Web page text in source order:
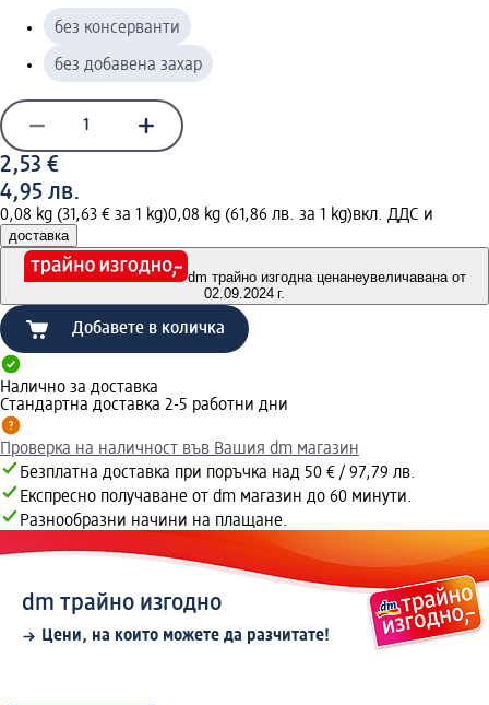
без консерванти
без добавена захар
2,53 €
4,95 лв.
0,08 kg (31,63 € за 1 kg)0,08 kg (61,86 лв. за 1 kg)вкл. ДДС и
доставка
dm трайно изгодна ценанеувеличавана от
02.09.2024 г.
Добавете в количка
Налично за доставка
Стандартна доставка 2-5 работни дни
Проверка на наличност във Вашия dm магазин
Безплатна доставка при поръчка над 50 € / 97,79 лв.
Експресно получаване от dm магазин до 60 минути.
Разнообразни начини на плащане.
dm трайно изгодно
Цени, на които можете да разчитате!